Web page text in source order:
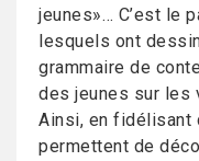
jeunes»… C’est le
lesquels ont
grammaire de
des jeunes sur les
Ainsi, en fidélisant
permettent de